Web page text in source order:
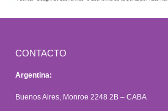
CONTACTO
Argentina:
Buenos Aires, Monroe 2248 2B – CABA